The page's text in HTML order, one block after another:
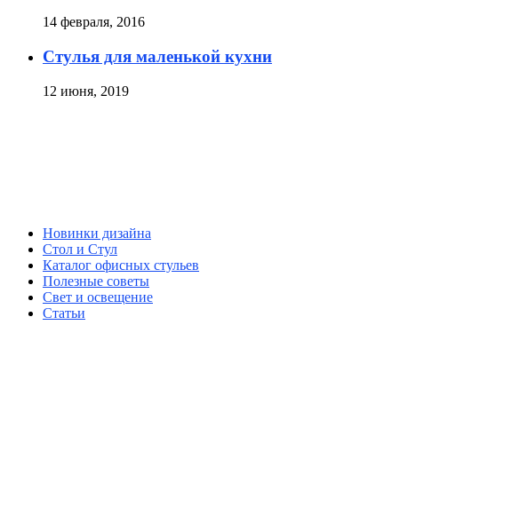
14 февраля, 2016
Стулья для маленькой кухни
12 июня, 2019
Новинки дизайна
Стол и Стул
Каталог офисных стульев
Полезные советы
Свет и освещение
Статьи